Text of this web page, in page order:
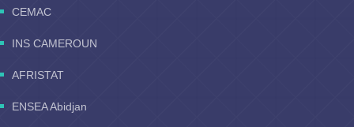
CEMAC
INS CAMEROUN
AFRISTAT
ENSEA Abidjan